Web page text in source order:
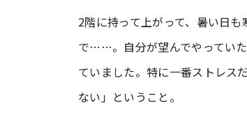
2階に持って上がって、暑い日
で……。自分が望んでやってい
ていました。特に一番ストレス
ない」ということ。